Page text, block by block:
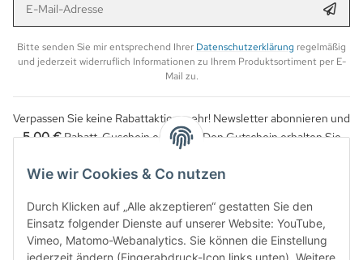
Wie wir Cookies & Co nutzen
Durch Klicken auf „Alle akzeptieren“ gestatten Sie den
Einsatz folgender Dienste auf unserer Website: YouTube,
Vimeo, Matomo-Webanalytics. Sie können die Einstellung
Bitte senden Sie mir entsprechend Ihrer Datenschutzerklärung regelmäßig
und jederzeit widerruflich Informationen zu Ihrem Produktsortiment per E-
Mail zu.
Verpassen Sie keine Rabattaktion mehr! Newsletter abonnieren und
5,00 €Rabatt-Guschein erhalten. Den Gutschein erhalten Sie
per Email nach der erfolgreichen Bestätigung Ihrer Email-Adresse.